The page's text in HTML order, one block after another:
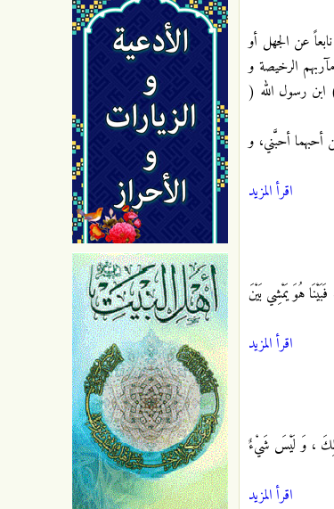
عن الجهل أو
الرخيصة و
ابن رسول الله (
أحبَّني، و
اقرأ المزيد
هُوَ يَمْشِي بَيْنَ
اقرأ المزيد
ذَلِكَ ، وَ لَيْسَ شَيْ‏ءٌ
اقرأ المزيد